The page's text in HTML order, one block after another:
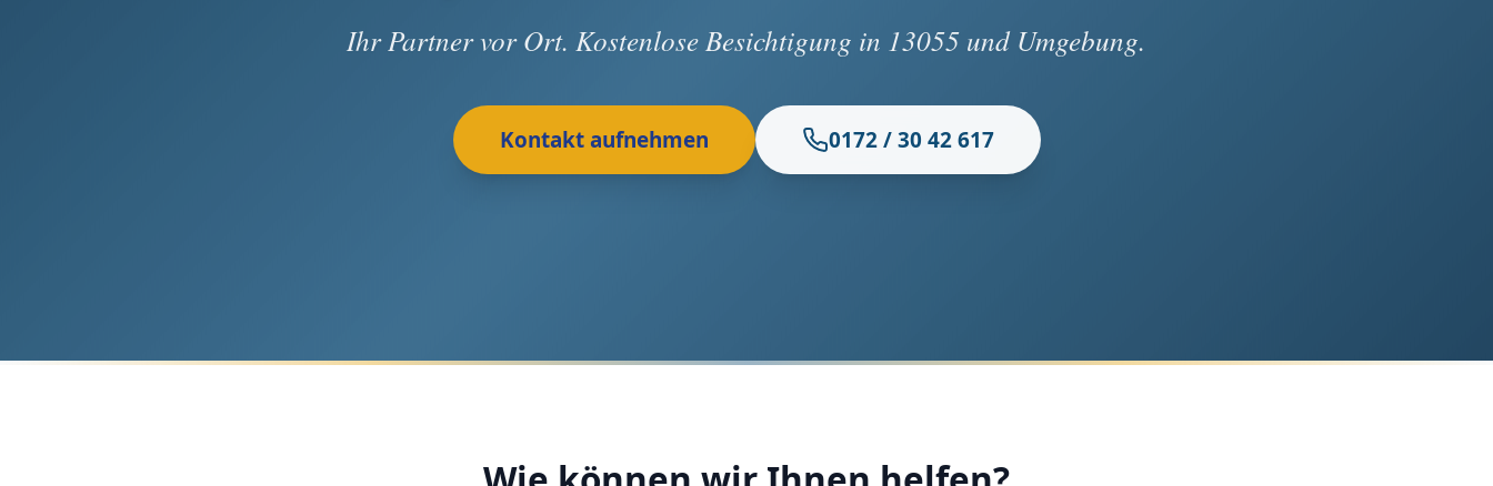
Ihr Partner vor Ort. Kostenlose Besichtigung in 13055 und Umgebung.
Kontakt aufnehmen 0172 / 30 42 617